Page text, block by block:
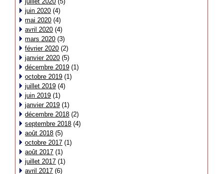
juin 2020 (4)
mai 2020 (4)
avril 2020 (4)
mars 2020 (3)
février 2020 (2)
janvier 2020 (5)
décembre 2019 (1)
octobre 2019 (1)
juillet 2019 (4)
juin 2019 (1)
janvier 2019 (1)
décembre 2018 (2)
septembre 2018 (4)
août 2018 (5)
octobre 2017 (1)
août 2017 (1)
juillet 2017 (1)
avril 2017 (6)